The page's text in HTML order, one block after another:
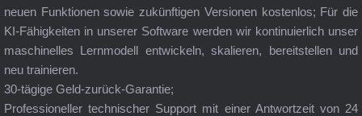
neuen Funktionen sowie zukünftigen Versionen kostenlos; Für die
KI-Fähigkeiten in unserer Software werden wir kontinuierlich unser
maschinelles Lernmodell entwickeln, skalieren, bereitstellen und
neu trainieren.
30-tägige Geld-zurück-Garantie;
Professioneller technischer Support mit einer Antwortzeit von 24